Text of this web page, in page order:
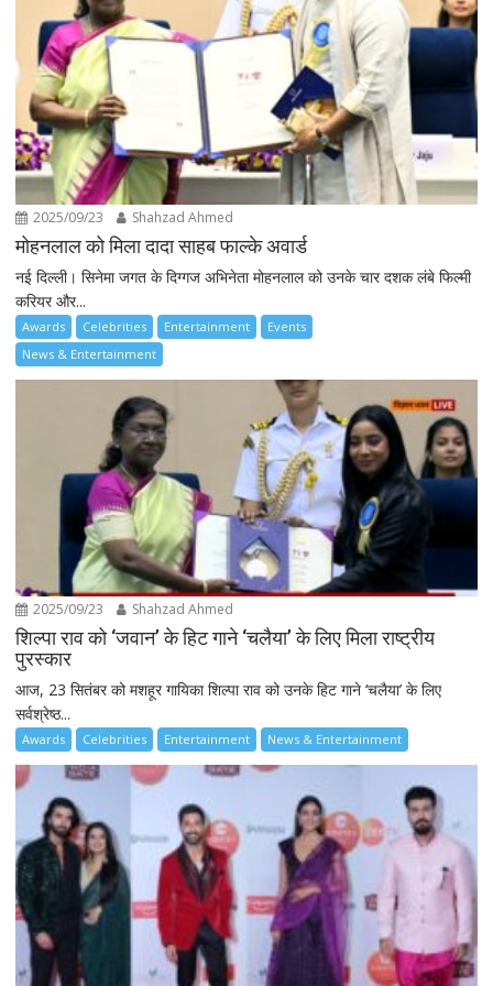
2025/09/23 Shahzad Ahmed
मोहनलाल को मिला दादा साहब फाल्के अवार्ड
नई दिल्ली। सिनेमा जगत के दिग्गज अभिनेता मोहनलाल को उनके चार दशक लंबे फिल्मी
करियर और...
Awards Celebrities Entertainment
Events
News & Entertainment
2025/09/23 Shahzad Ahmed
शिल्पा राव को ‘जवान’ के हिट गाने ‘चलैया’ के लिए मिला राष्ट्रीय
पुरस्कार
आज, 23 सितंबर को मशहूर गायिका शिल्पा राव को उनके हिट गाने ‘चलैया’ के लिए
सर्वश्रेष्ठ...
Awards Celebrities Entertainment News & Entertainment